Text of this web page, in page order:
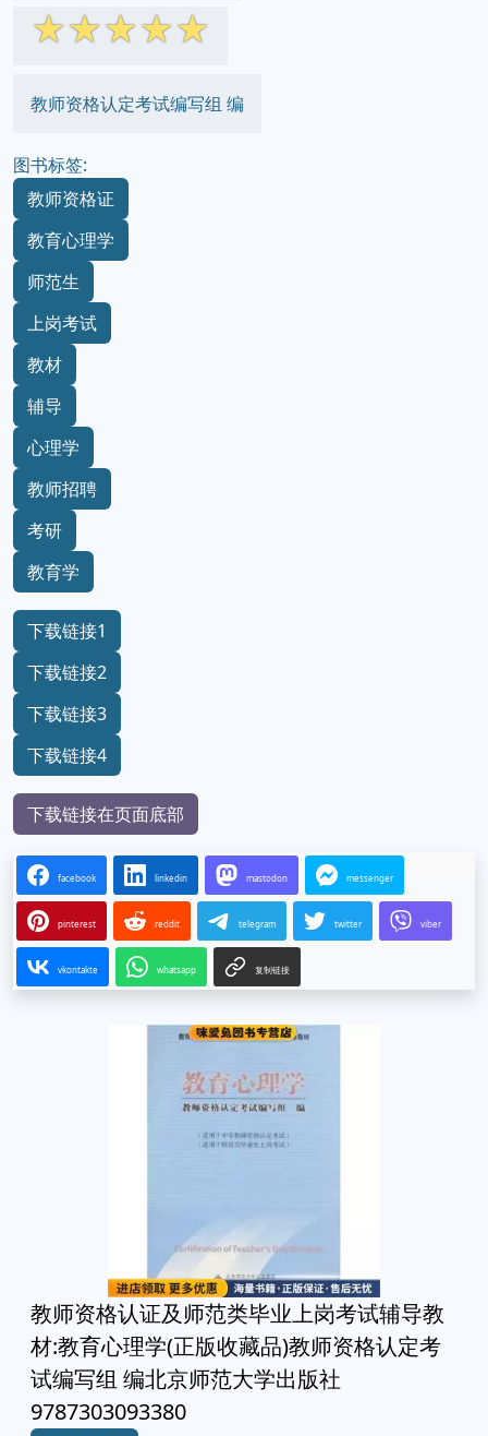
☆☆☆☆☆
教师资格认定考试编写组 编
图书标签:
教师资格证
教育心理学
师范生
上岗考试
教材
辅导
心理学
教师招聘
考研
教育学
下载链接1
下载链接2
下载链接3
下载链接4
下载链接在页面底部
facebook linkedin mastodon messenger
pinterest reddit telegram twitter viber
vkontakte whatsapp 复制链接
教师资格认证及师范类毕业上岗考试辅导教
材:教育心理学(正版收藏品)教师资格认定考
试编写组 编北京师范大学出版社
9787303093380